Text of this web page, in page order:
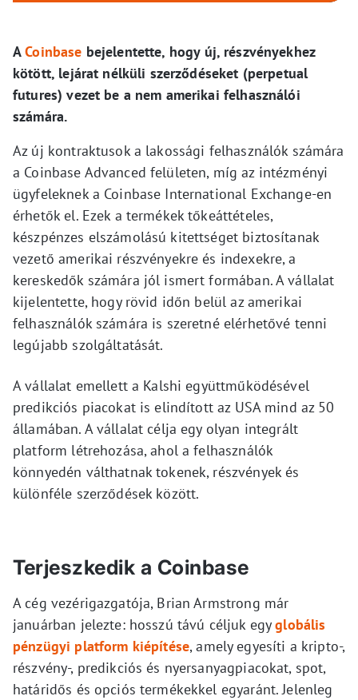
ACoinbase bejelentette, hogy új, részvényekhez
kötött, lejárat nélküli szerződéseket (perpetual
futures) vezet be a nem amerikai felhasználói
számára.
Az új kontraktusok a lakossági felhasználók számára
a Coinbase Advanced felületen, míg az intézményi
ügyfeleknek a Coinbase International Exchange-en
érhetők el. Ezek a termékek tőkeáttételes,
készpénzes elszámolású kitettséget biztosítanak
vezető amerikai részvényekre és indexekre, a
kereskedők számára jól ismert formában. A vállalat
kijelentette, hogy rövid időn belül az amerikai
felhasználók számára is szeretné elérhetővé tenni
legújabb szolgáltatását.
A vállalat emellett a Kalshi együttműködésével
predikciós piacokat is elindított az USA mind az 50
államában. A vállalat célja egy olyan integrált
platform létrehozása, ahol a felhasználók
könnyedén válthatnak tokenek, részvények és
különféle szerződések között.
Terjeszkedik a Coinbase
A cég vezérigazgatója, Brian Armstrong már
januárban jelezte: hosszú távú céljuk egyglobális
pénzügyi platform kiépítése, amely egyesíti a kripto-,
részvény-, predikciós és nyersanyagpiacokat, spot,
határidős és opciós termékekkel egyaránt. Jelenleg